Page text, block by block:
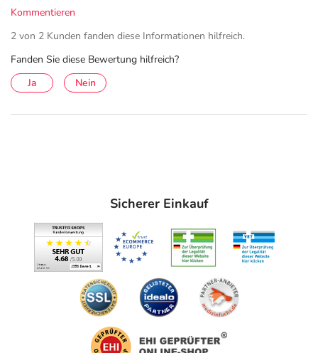
Kommentieren
2 von 2 Kunden fanden diese Informationen hilfreich.
Fanden Sie diese Bewertung hilfreich?
Ja
Nein
Sicherer Einkauf